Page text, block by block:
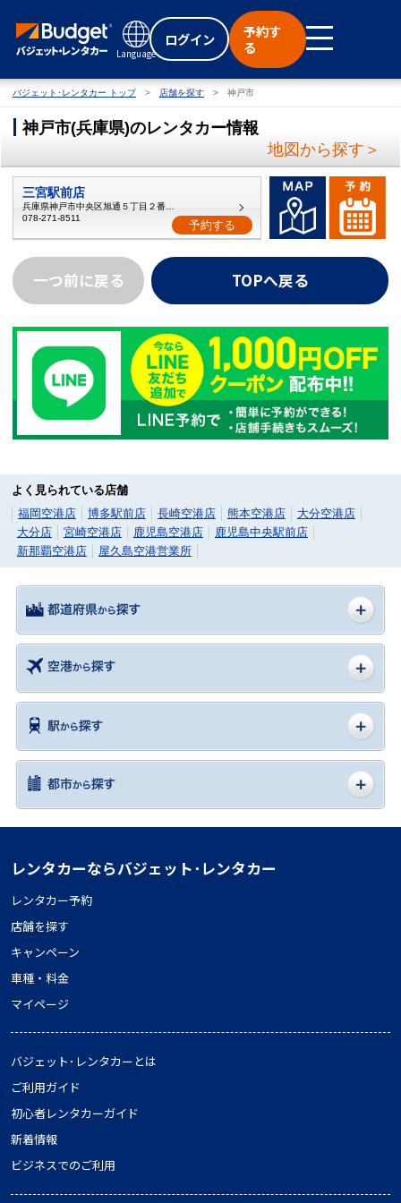
Language
ログイン
予約す
る
バジェット･レンタカー トップ 店舗を探す 神戸市
神戸市(兵庫県)のレンタカー情報
地図から探す＞
三宮駅前店
078-271-8511
予約する
一つ前に戻る TOPへ戻る
よく見られている店舗
福岡空港店
博多駅前店 長崎空港店 熊本空港店
大分空港店
大分店
宮崎空港店 鹿児島空港店
鹿児島中央駅前店
新那覇空港店
屋久島空港営業所
レンタカーならバジェット･レンタカー
レンタカー予約
店舗を探す
キャンペーン
車種・料金
マイページ
バジェット･レンタカーとは
ご利用ガイド
初心者レンタカーガイド
新着情報
ビジネスでのご利用